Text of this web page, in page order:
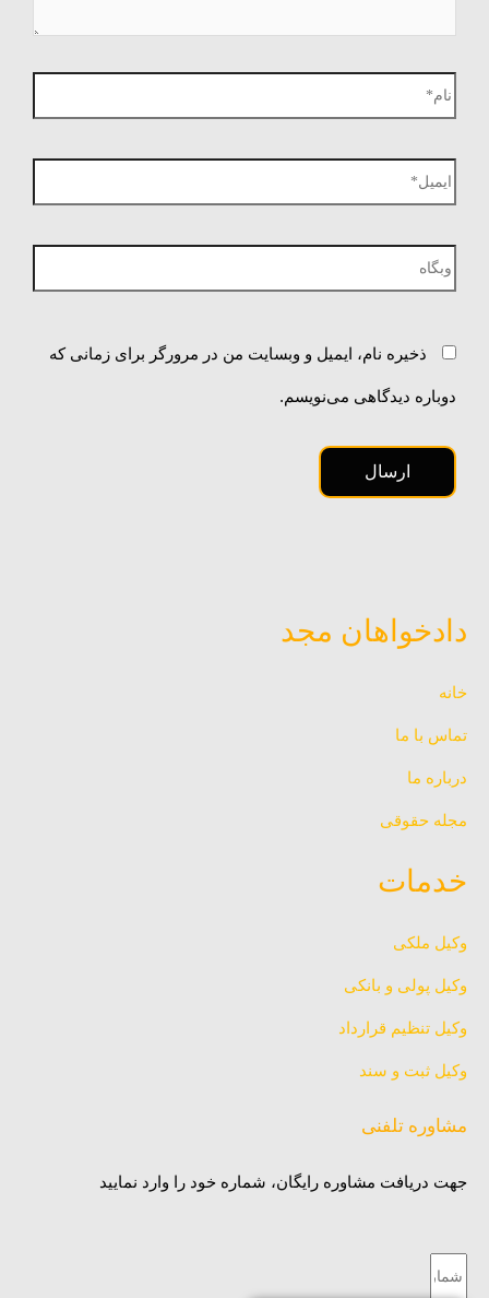
ذخیره نام، ایمیل و وبسایت من در مرورگر برای زمانی که
دوباره دیدگاهی می‌نویسم.
دادخواهان مجد
خانه
تماس با ما
درباره ما
مجله حقوقی
خدمات
وکیل ملکی
وکیل پولی و بانکی
وکیل تنظیم قرارداد
وکیل ثبت و سند
مشاوره تلفنی
جهت دریافت مشاوره رایگان، شماره خود را وارد نمایید
شماره